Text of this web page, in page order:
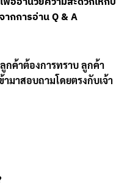
กการอ่าน Q & A
กค้าต้องการทราบ ลูกค้า
ามาสอบถามโดยตรงกับเจ้า